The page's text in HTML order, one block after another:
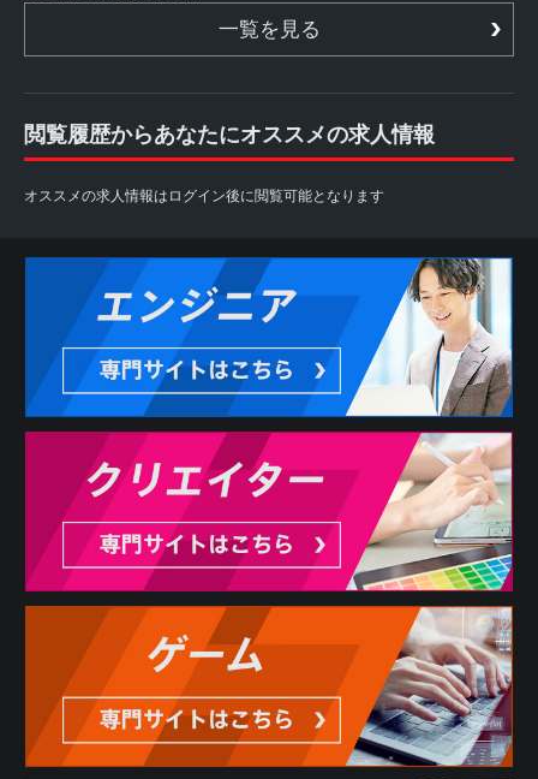
一覧を見る
閲覧履歴からあなたにオススメの求人情報
オススメの求人情報はログイン後に閲覧可能となります